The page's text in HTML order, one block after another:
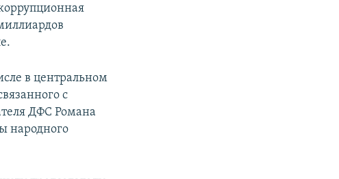
в центральном
с
ДФС Романа
народного